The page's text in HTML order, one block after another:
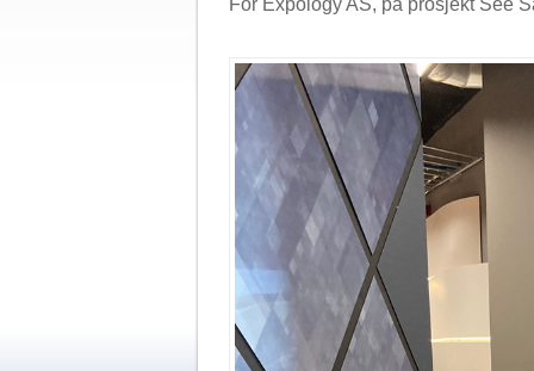
For Expology AS, på prosjekt See